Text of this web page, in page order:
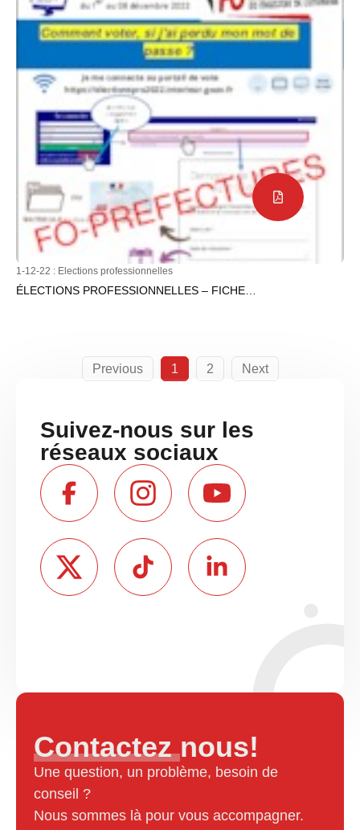
1-12-22 : Elections professionnelles
ÉLECTIONS PROFESSIONNELLES – FICHE…
Previous 1 2 Next
Suivez-nous sur les
réseaux sociaux
Contactez nous!
Une question, un problème, besoin de
conseil ?
Nous sommes là pour vous accompagner.